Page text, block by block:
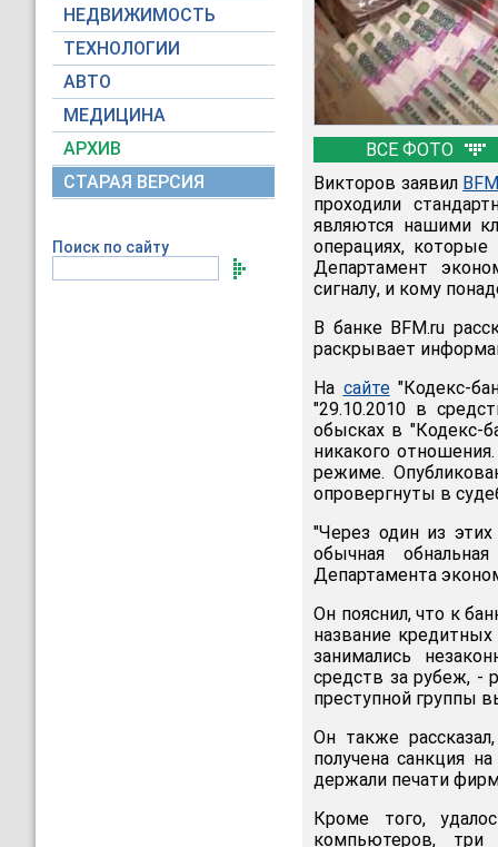
НЕДВИЖИМОСТЬ
ТЕХНОЛОГИИ
АВТО
МЕДИЦИНА
АРХИВ
СТАРАЯ ВЕРСИЯ
Поиск по сайту
ВСЕ ФОТО
Викторов заявил
проходили
являются нашими
операциях,
Департамент
сигналу, и кому
В банке BFM.ru
раскрывает
На сайте"Кодекс-
"29.10.2010 в
обысках в "Кодекс-
никакого
режиме.
опровергнуты в
"Через один из
обычная
Департамента
Он пояснил, что к
название
занимались
средств за рубеж, -
преступной группы
Он также
получена санкция
держали печати
Кроме того,
компьютеров, три